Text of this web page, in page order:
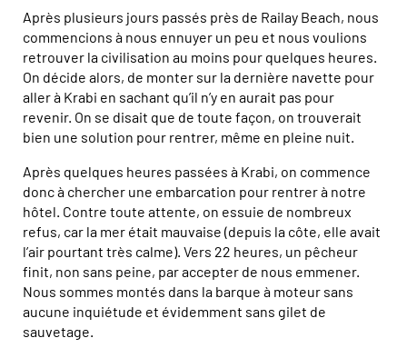
Après plusieurs jours passés près de Railay Beach, nous
commencions à nous ennuyer un peu et nous voulions
retrouver la civilisation au moins pour quelques heures.
On décide alors, de monter sur la dernière navette pour
aller à Krabi en sachant qu’il n’y en aurait pas pour
revenir. On se disait que de toute façon, on trouverait
bien une solution pour rentrer, même en pleine nuit.
Après quelques heures passées à Krabi, on commence
donc à chercher une embarcation pour rentrer à notre
hôtel. Contre toute attente, on essuie de nombreux
refus, car la mer était mauvaise (depuis la côte, elle avait
l’air pourtant très calme). Vers 22 heures, un pêcheur
finit, non sans peine, par accepter de nous emmener.
Nous sommes montés dans la barque à moteur sans
aucune inquiétude et évidemment sans gilet de
sauvetage.